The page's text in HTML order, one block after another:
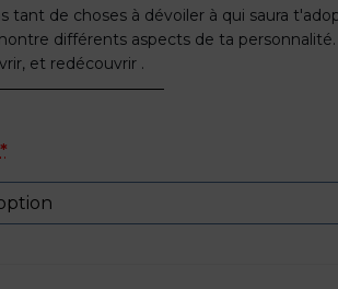
tant de choses à dévoiler à qui saura
différents aspects de ta personnalité.
et redécouvrir .
*